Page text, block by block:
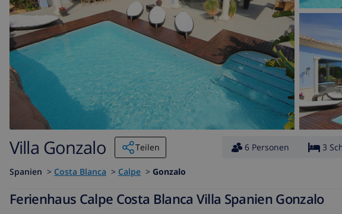
Villa Gonzalo Teilen 6 Personen 3
Spanien > Costa Blanca > Calpe > Gonzalo
Ferienhaus Calpe Costa Blanca Villa Spanien Gonzalo